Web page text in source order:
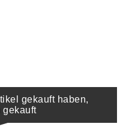
gekauft haben,
gekauft